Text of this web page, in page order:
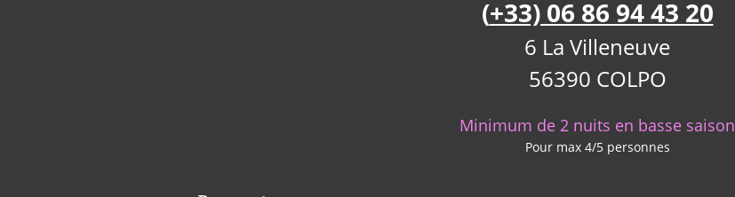
(+33) 06 86 94 43 20
6 La Villeneuve
56390 COLPO
Minimum de 2 nuits en basse saison
Pour max 4/5 personnes